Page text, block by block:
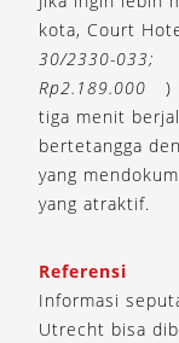
kota, Court
30/2330-033;
Rp2.189.000
)
tiga menit
bertetangga
yang
yang atraktif.
Referensi
Informasi
Utrecht bisa